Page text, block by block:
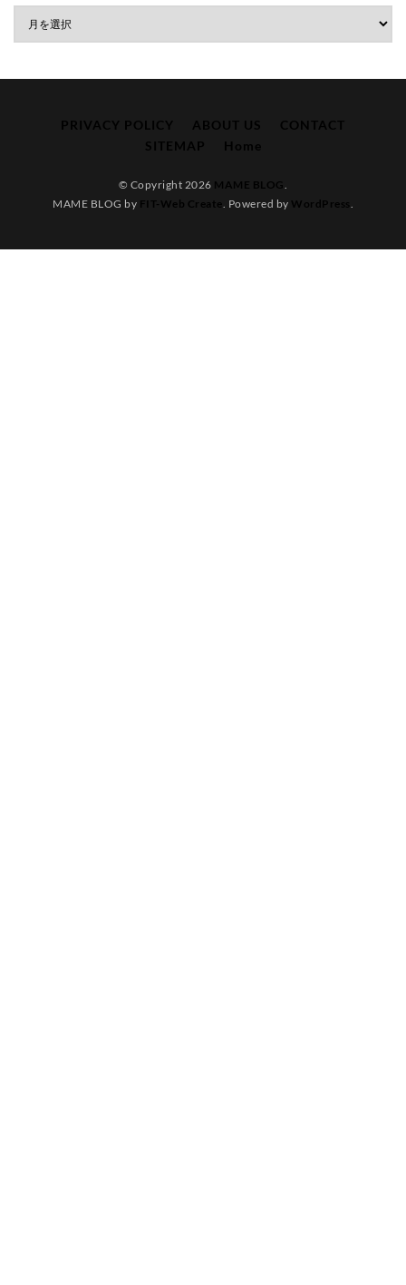
PRIVACY POLICY ABOUT US
CONTACT
SITEMAP
Home
© Copyright 2026 MAME BLOG
MAME BLOG by FIT-Web Create . Powered by WordPress